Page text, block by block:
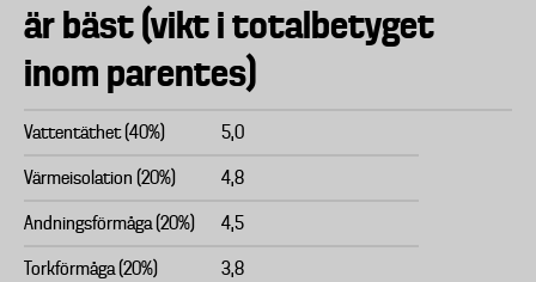
är bäst (vikt i totalbetyget
inom parentes)
Vattentäthet (40%) 5,0
Värmeisolation (20%) 4,8
Andningsförmåga (20%) 4,5
Torkförmåga (20%) 3,8